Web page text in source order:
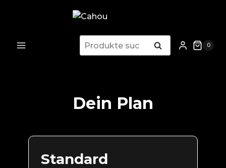
Suchen
nach:
Suchen 0
Dein Plan
Standard